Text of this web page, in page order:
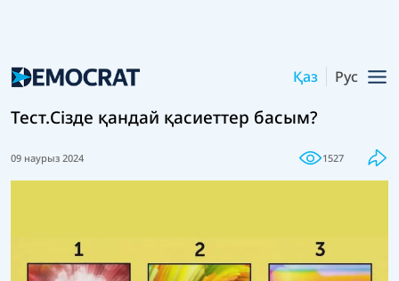
Қаз Рус
Тест.Сізде қандай қасиеттер басым?
09 наурыз 2024 1527